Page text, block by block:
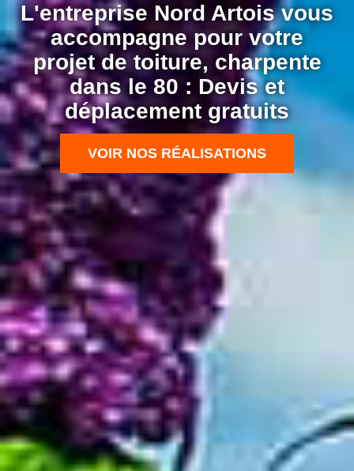
L'entreprise Nord Artois vous
accompagne pour votre
projet de toiture, charpente
dans le 80 : Devis et
déplacement gratuits
VOIR NOS RÉALISATIONS